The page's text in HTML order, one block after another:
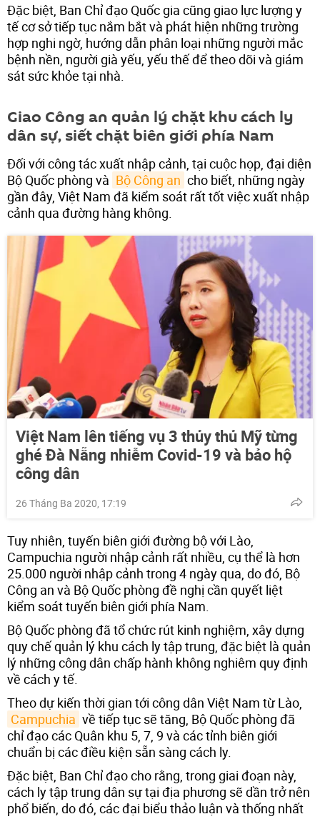
Đặc biệt, Ban Chỉ đạo Quốc gia cũng giao lực lượng y
tế cơ sở tiếp tục nắm bắt và phát hiện những trường
hợp nghi ngờ, hướng dẫn phân loại những người mắc
bệnh nền, người già yếu, yếu thế để theo dõi và giám
sát sức khỏe tại nhà.
Giao Công an quản lý chặt khu cách ly
dân sự, siết chặt biên giới phía Nam
Đối với công tác xuất nhập cảnh, tại cuộc họp, đại diện
Bộ Quốc phòng và Bộ Công an cho biết, những ngày
gần đây, Việt Nam đã kiểm soát rất tốt việc xuất nhập
cảnh qua đường hàng không.
Việt Nam lên tiếng vụ 3 thủy thủ Mỹ từng
ghé Đà Nẵng nhiễm Covid-19 và bảo hộ
công dân
26 Tháng Ba 2020, 17:19
Tuy nhiên, tuyến biên giới đường bộ với Lào,
Campuchia người nhập cảnh rất nhiều, cụ thể là hơn
25.000 người nhập cảnh trong 4 ngày qua, do đó, Bộ
Công an và Bộ Quốc phòng đề nghị cần quyết liệt
kiểm soát tuyến biên giới phía Nam.
Bộ Quốc phòng đã tổ chức rút kinh nghiệm, xây dựng
quy chế quản lý khu cách ly tập trung, đặc biệt là quản
lý những công dân chấp hành không nghiêm quy định
về cách y tế.
Theo dự kiến thời gian tới công dân Việt Nam từ Lào,
Campuchia về tiếp tục sẽ tăng, Bộ Quốc phòng đã
chỉ đạo các Quân khu 5, 7, 9 và các tỉnh biên giới
chuẩn bị các điều kiện sẵn sàng cách ly.
Đặc biệt, Ban Chỉ đạo cho rằng, trong giai đoạn này,
cách ly tập trung dân sự tại địa phương sẽ dần trở nên
phổ biến, do đó, các đại biểu thảo luận và thống nhất